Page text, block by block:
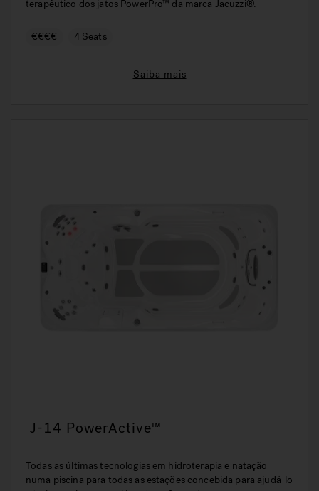
terapêutico dos jatos PowerPro™ da marca Jacuzzi®.
€€€€ 4 Seats
Saiba mais
J-14 PowerActive™
Todas as últimas tecnologias em hidroterapia e natação
numa piscina para todas as estações concebida para ajudá-lo